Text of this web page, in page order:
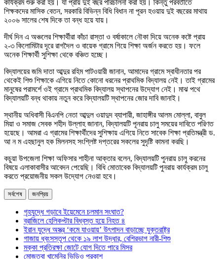
কার্যক্রম শুরু করা হয়। যা প্রায় দুই বছর পরিচালনা করা হয়। কিন্তু পরবর্তীতে
শিক্ষকদের মাসিক বেতন, সরকারি বিভিন্ন বিধি বিধান না পূরন হওয়ায় দুই বছরের মাথায়
২০০৬ সালের শেষ দিকে তা বন্ধ হয়ে যায়।
দীর্ঘ দিন এ অঞ্চলের শিক্ষার্থীরা কাঁচা রাস্তা ও বর্ষাকালে নৌকা দিয়ে অনেক কষ্টে প্রায়
২-৩ কিলোমিটার দূরে রাগদৈল ও বায়েক গ্রামে গিয়ে শিক্ষা অর্জন করতে হয়। ফলে
অনেক শিক্ষার্থী সুশিক্ষা থেকে বঞ্চিত হচ্ছে।
বিদ্যালয়ের জমি দাতা আব্দুর রহিম পাটওয়ারী জানান, আমাদের গ্রামে স্বাধীনতার পর
থেকেই শিশু শিক্ষাকে এগিয়ে নিতে কোনো ধরনের প্রাথমিক বিদ্যালয় নেই। তাই গ্রামের
মানুষের পরামর্শে ওই গ্রামে প্রাথমিক বিদ্যালয় স্থাপনের উদ্যোগ নেই। মাঝ পথে
বিদ্যালয়টি বন্ধ থাকায় নতুন করে বিদ্যালয়টি স্থাপনের জোর দাবি জানাই।
স্থানীয় অধিবাসী বিএনপি নেতা আব্দুল ওয়াদুদ ব্যাপারী, জাহাঙ্গীর আলম মোল্লা, বাবুল
মিয়া ও সমাজ সেবক শহীদ উল্লাহ জানান, বিদ্যালয়টি পূনরায় চালু সময়ের দাবিতে পরিণত
হয়েছে। আমরা এ গ্রামের শিক্ষার্থীদের সুশিক্ষায় এগিয়ে নিতে সাবেক শিক্ষা প্রতিমন্ত্রী ড.
আ ন ম এহছানুল হক মিলনসহ সংশ্লিষ্ট দপ্তরের সকলের সুদৃষ্টি কামনা করছি।
কচুয়া উপজেলা শিক্ষা অফিসার শাহীনা আক্তার বলেন, বিদ্যালয়টি পুনরায় চালু করনের
বিষয়ে এলাকাবাসীর আবেদন পেয়েছি। বিধি মোতাবেক বিদ্যালয়টি পুনরায় কার্যক্রম চালু
করতে প্রয়োজনীয় সকল উদ্যোগ নেওয়া হবে।
সর্বশেষ জনপ্রিয়
গৃহযুদ্ধে গড়াবে ইয়েমেনে চলমান সংঘাত?
ব্রাজিলে হেলিকপ্টার বিধ্বস্ত হয়ে নিহত ৪
ইরান যুদ্ধে অস্ত্র ‘কমে যাওয়ায়’ উৎপাদন বাড়াচ্ছে যুক্তরাষ্ট্র
গাজায় ধ্বংসস্তূপ থেকে ১৯ লাশ উদ্ধার, বেশিরভাগ নারী-শিশু
মক্কা প্রতিরক্ষা জোটে যোগ দিতে পারে মিসর
মোজতবা খামেনির ভিডিও প্রকাশ